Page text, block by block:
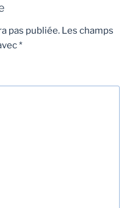
pas publiée. Les champs
*